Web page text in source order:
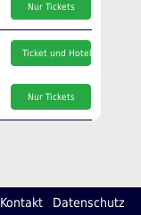
Nur Tickets
Ticket und Hotel
Nur Tickets
Kontakt Datenschutz